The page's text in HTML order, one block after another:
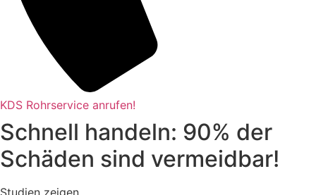
KDS Rohrservice anrufen!
Schnell handeln: 90% der
Schäden sind vermeidbar!
Studien zeigen